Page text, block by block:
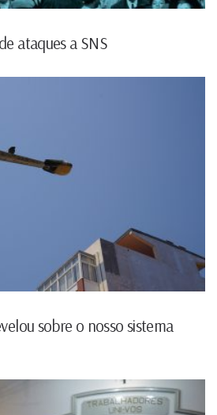
ataques a SNS
sobre o nosso sistema